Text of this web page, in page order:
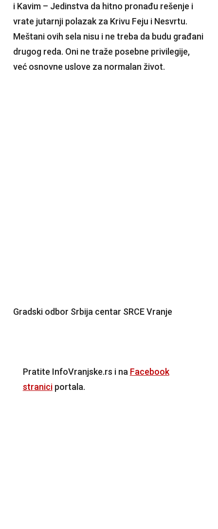
i Kavim – Jedinstva da hitno pronađu rešenje i
vrate jutarnji polazak za Krivu Feju i Nesvrtu.
Meštani ovih sela nisu i ne treba da budu građani
drugog reda. Oni ne traže posebne privilegije,
već osnovne uslove za normalan život.
Gradski odbor Srbija centar SRCE Vranje
Pratite InfoVranjske.rs i na Facebook
straniciportala.